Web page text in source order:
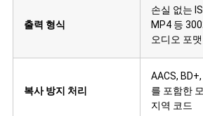
출력 형식
손실 없는
MP4 등
오디오 포맷
복사 방지 처리
AACS,
를 포함한
지역 코드